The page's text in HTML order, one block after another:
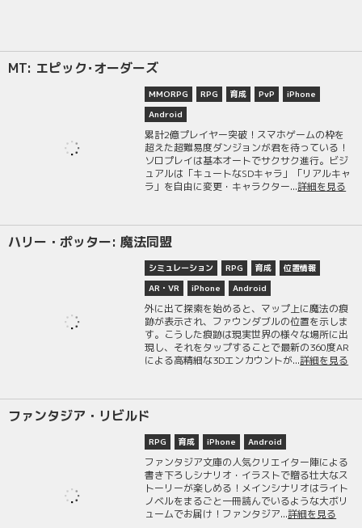
MT: エピック･オーダーズ
MMORPG RPG 育成 PvP
iPhone
Android
累計2億プレイヤー突破！スマホゲームの枠を
超えた超難易度ダンジョンが君を待っている！
ソロプレイは基本オートでサクサク進行。ビジ
ュアルは「キュートなSDキャラ」「リアルキャ
ラ」を自由に変更・キャラクター...詳細を見る
ハリー・ポッター: 魔法同盟
シミュレーション RPG 育成
位置情報
AR・VR
iPhone Android
外に出て探索を始めると、マップ上に魔法の痕
跡が表示され、ファウンダブルの位置を示しま
す。こうした痕跡は現実世界の様々な場所に出
現し、それをタップすることで最新の360度AR
による高精細な3Dエンカウントが...詳細を見る
ファンタジア・リビルド
RPG 育成 iPhone Android
ファンタジア文庫の人気クリエイター陣による
書き下ろしシナリオ・イラストで贈る壮大なス
トーリーが楽しめる！メインシナリオはライト
ノベルをまるごと一冊読んでいるような大ボリ
ュームでお届け！ファンタジア...詳細を見る